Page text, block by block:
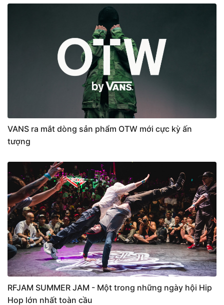
VANS ra mắt dòng sản phẩm OTW mới cực kỳ ấn
tượng
RFJAM SUMMER JAM - Một trong những ngày hội Hip
Hop lớn nhất toàn cầu